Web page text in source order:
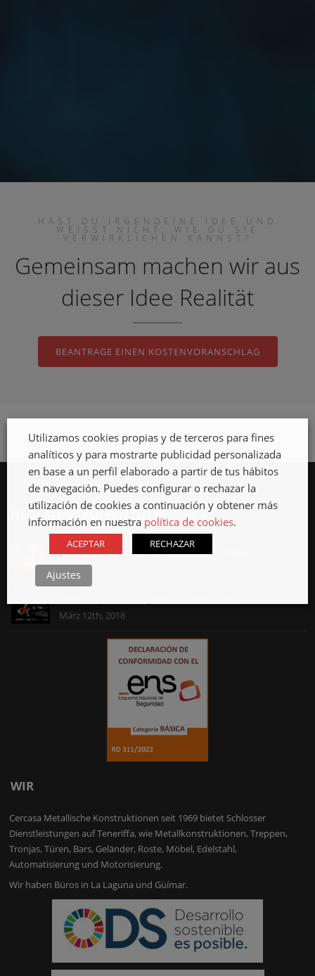
HAST DU IRGENDEINE IDEE UND
WEISST NICHT, WIE DU SIE
VERWIRKLICHEN KANNST?
Gemeinsam machen wir aus
dieser Idee Realität
BEANTRAGE EINEN KOSTENVORANSCHLAG
NEUESTE VERÖFFENTLICHUNGEN
Stahlindustrie auf Teneriffa, Schlosser Cercasa
Apr. 12th, 2018
März 12th, 2018
WIR
Cercasa Metallische Konstruktionen seit 1969 bietet Schlosser
Dienstleistungen auf Teneriffa, wie Metallkonstruktionen, Treppen,
Tronjas, Türen, Bars, Geländer, Roste, Möbel, Edelstahl,
Automatisierung und Motorisierung.
Wir haben Büros in La Laguna und Güímar.
Utilizamos cookies propias y de terceros para fines
analíticos y para mostrarte publicidad personalizada
en base a un perfil elaborado a partir de tus hábitos
de navegación. Puedes configurar o rechazar la
utilización de cookies a continuación y obtener más
información en nuestra política de cookies.
ACEPTAR RECHAZAR
Ajustes